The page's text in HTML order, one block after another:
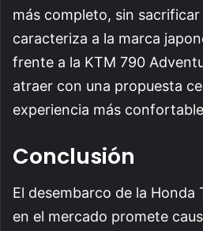
más completo, sin
caracteriza a la marca
frente a la KTM 790
atraer con una propuesta
experiencia más
Conclusión
El desembarco de la Honda
en el mercado promete